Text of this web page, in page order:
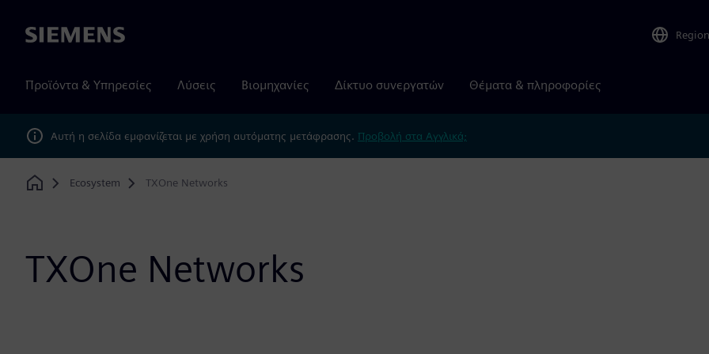
Siemens Region
Προϊόντα & Υπηρεσίες Λύσεις Βιομηχανίες Δίκτυο συνεργατών Θέματα & πληροφορίες
Αυτή η σελίδα εμφανίζεται με χρήση αυτόματης μετάφρασης. Προβολή στα Αγγλικά;
Home
Ecosystem TXOne Networks
TXOne Networks